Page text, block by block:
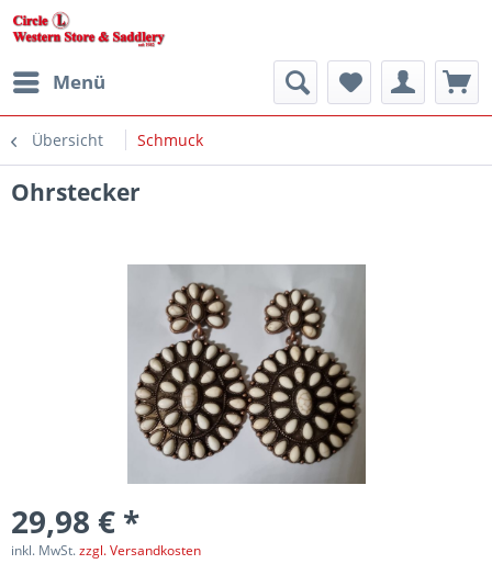
Menü
Übersicht Schmuck
Ohrstecker
29,98 € *
inkl. MwSt.zzgl. Versandkosten